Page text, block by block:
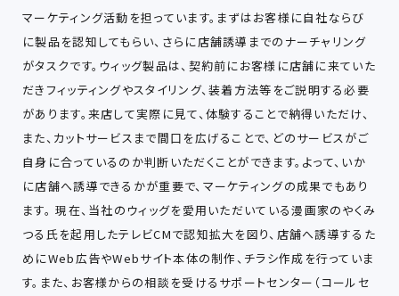
マーケティング活動を担っています。まずはお客様に自社ならび
に製品を認知してもらい、さらに店舗誘導までのナーチャリング
がタスクです。ウィッグ製品は、契約前にお客様に店舗に来ていた
だきフィッティングやスタイリング、装着方法等をご説明する必要
があります。来店して実際に見て、体験することで納得いただけ、
また、カットサービスまで間口を広げることで、どのサービスがご
自身に合っているのか判断いただくことができます。よって、いか
に店舗へ誘導できるかが重要で、マーケティングの成果でもあり
ます。 現在、当社のウィッグを愛用いただいている漫画家のやくみ
つる氏を起用したテレビCMで認知拡大を図り、店舗へ誘導するた
めにWeb広告やWebサイト本体の制作、チラシ作成を行っていま
す。また、お客様からの相談を受けるサポートセンター（コールセ